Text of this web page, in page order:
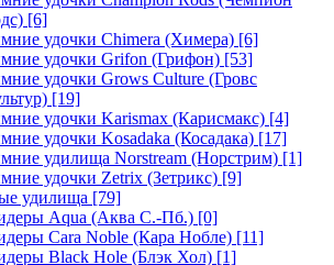
[6]
удочки Chimera (Химера) [6]
удочки Grifon (Грифон) [53]
удочки Grows Culture (Гровс
[19]
удочки Karismax (Карисмакс) [4]
удочки Kosadaka (Косадака) [17]
удилища Norstream (Норстрим) [1]
удочки Zetrix (Зетрикс) [9]
удилища [79]
Aqua (Аква С.-Пб.) [0]
Cara Noble (Кара Нобле) [11]
Black Hole (Блэк Хол) [1]